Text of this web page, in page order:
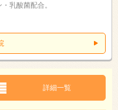
乳酸菌配合。
詳細一覧